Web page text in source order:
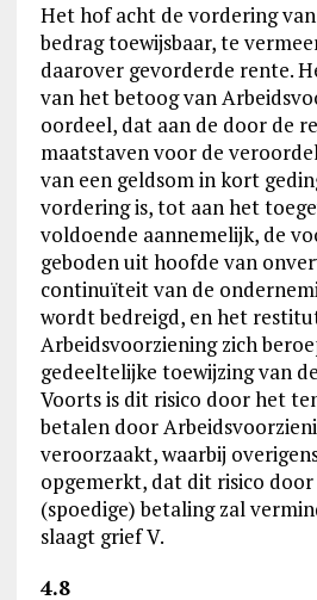
Het hof acht de vordering
bedrag toewijsbaar, te
daarover gevorderde rente.
van het betoog van
oordeel, dat aan de door de
maatstaven voor de
van een geldsom in kort
vordering is, tot aan het
voldoende aannemelijk, de
geboden uit hoofde van
continuïteit van de
wordt bedreigd, en het
Arbeidsvoorziening zich
gedeeltelijke toewijzing van
Voorts is dit risico door het
betalen door
veroorzaakt, waarbij
opgemerkt, dat dit risico
(spoedige) betaling zal
slaagt grief V.
4.8